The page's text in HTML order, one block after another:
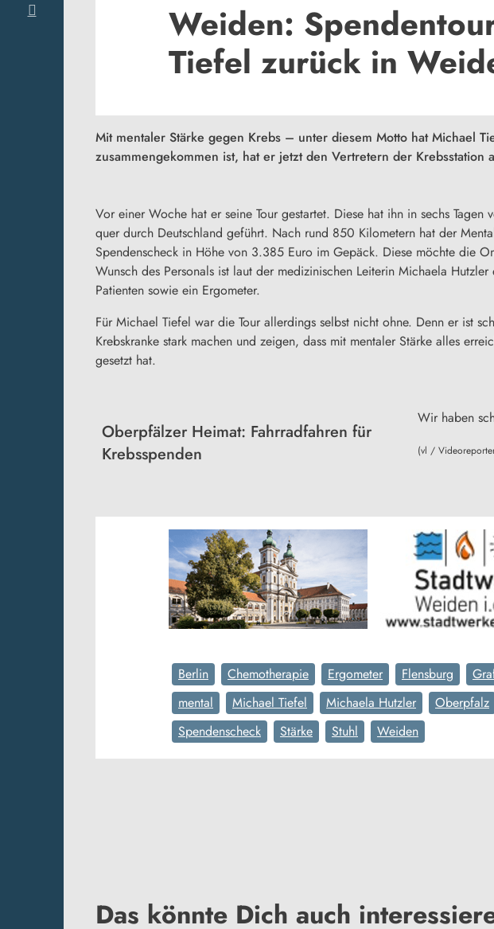
Weiden:
Tiefel zurück in
Mit mentaler Stärke gegen Krebs – unter diesem Motto hat Michael
zusammengekommen ist, hat er jetzt den Vertretern der Krebsstation
Vor einer Woche hat er seine Tour gestartet. Diese hat ihn in sechs
quer durch Deutschland geführt. Nach rund 850 Kilometern hat der
Spendenscheck in Höhe von 3.385 Euro im Gepäck. Diese möchte die
Wunsch des Personals ist laut der medizinischen Leiterin Michaela
Patienten sowie ein Ergometer.
Für Michael Tiefel war die Tour allerdings selbst nicht ohne. Denn er ist
Krebskranke stark machen und zeigen, dass mit mentaler Stärke alles
gesetzt hat.
Oberpfälzer Heimat: Fahrradfahren für
Krebsspenden
Wir haben
(vl /
Berlin Chemotherapie Ergometer Flensburg
mental
Michael Tiefel Michaela Hutzler Oberpfalz
Spendenscheck
Stärke Stuhl Weiden
Das könnte Dich auch